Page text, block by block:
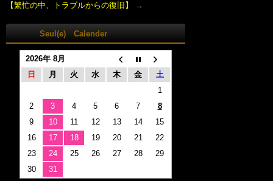
【繁忙の中、トラブルからの復旧】
→
Seul(e) Calender
2026年 8月
日
月 火 水 木 金
土
1
2
3 4 5 6 7
8
9
10 11 12 13 14
15
16
17 18 19 20 21
22
23
24 25 26 27 28
29
30
31